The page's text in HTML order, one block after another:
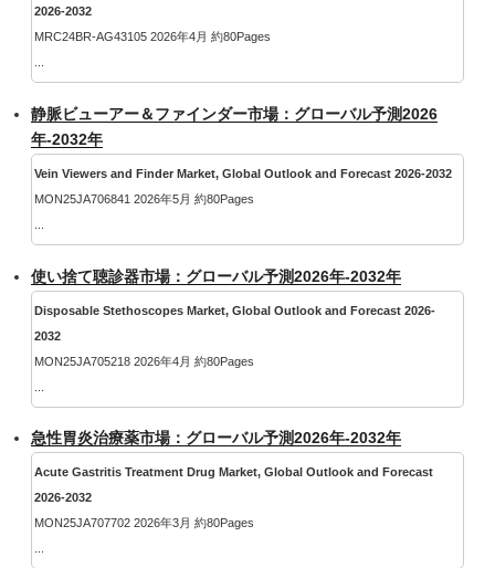
2026-2032
MRC24BR-AG43105 2026年4月 約80Pages
静脈ビューアー＆ファインダー市場：グローバル予測2026
年-2032年
Vein Viewers and Finder Market, Global Outlook and Forecast 2026-2032
MON25JA706841 2026年5月 約80Pages
使い捨て聴診器市場：グローバル予測2026年-2032年
Disposable Stethoscopes Market, Global Outlook and Forecast 2026-
2032
MON25JA705218 2026年4月 約80Pages
急性胃炎治療薬市場：グローバル予測2026年-2032年
Acute Gastritis Treatment Drug Market, Global Outlook and Forecast
2026-2032
MON25JA707702 2026年3月 約80Pages